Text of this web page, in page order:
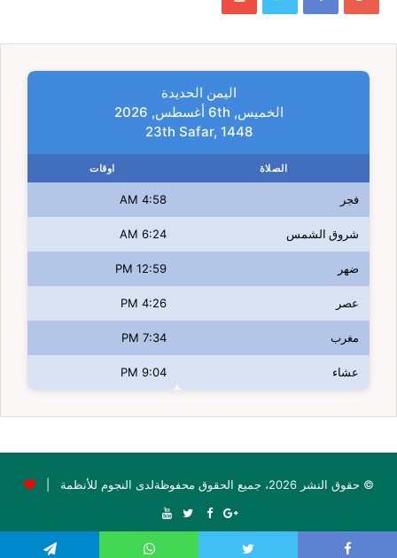
اليمن الحديدة
الخميس, 6th أغسطس, 2026
23th Safar, 1448
الصلاة اوقات
فجر 4:58 AM
شروق الشمس 6:24 AM
ضهر 12:59 PM
عصر 4:26 PM
مغرب 7:34 PM
عشاء 9:04 PM
© حقوق النشر 2026، جميع الحقوق محفوظةلدى النجوم للأنظمة |